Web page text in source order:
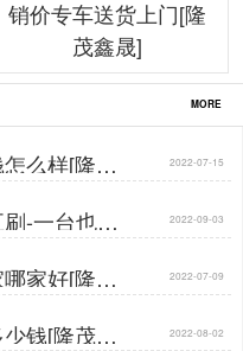
销价专车送货上门[隆
茂鑫晟]
MORE
么样[隆茂 2022-07-15
-一台也是 2022-09-03
家好[隆茂 2022-07-09
钱[隆茂鑫 2022-08-02